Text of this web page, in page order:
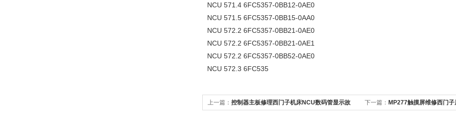
NCU 571.4 6FC5357-0BB12-0AE0
NCU 571.5 6FC5357-0BB15-0AA0
NCU 572.2 6FC5357-0BB21-0AE0
NCU 572.2 6FC5357-0BB21-0AE1
NCU 572.2 6FC5357-0BB52-0AE0
NCU 572.3 6FC535
上一篇： 控制器主板修理西门子机床NCU数码管显示故 下一篇： MP277触摸屏维修西门